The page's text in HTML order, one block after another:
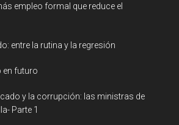
empleo formal que reduce el
entre la rutina y la regresión
en futuro
y la corrupción: las ministras de
Parte 1